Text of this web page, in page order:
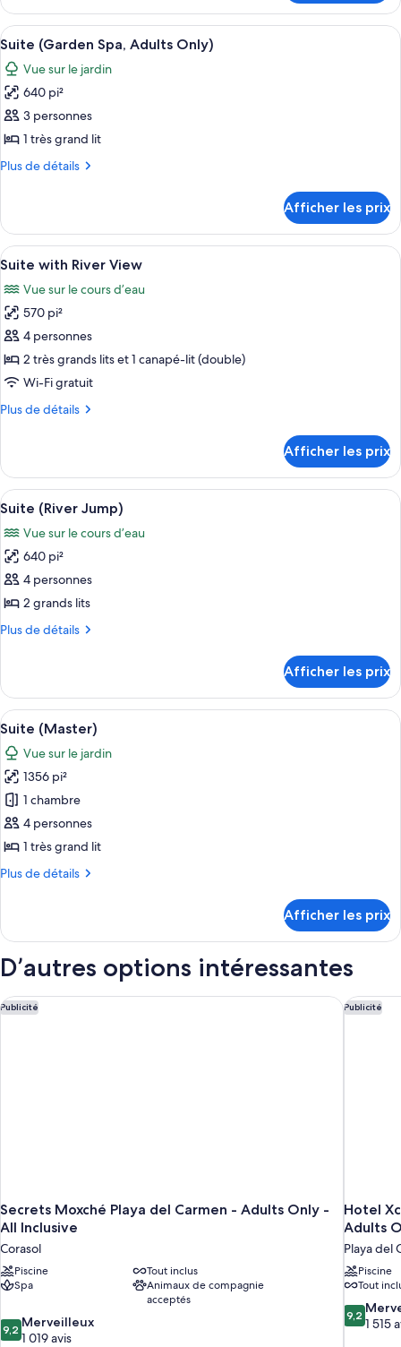
(Spa)
Suite
Junior
(Spa)
Afficher
toutes
les
photos
pour
ce
type
Suite
(Garden
Spa,
Adults
Only)
Une chambre d’hôtel moderne
5
Suite (Garden Spa, Adults Only)
Vue sur le jardin
640 pi²
3 personnes
1 très grand lit
Plus de détails
Plus
Suite
(Garden
Spa,
Only)
Afficher les prix
Afficher
toutes
les
photos
pour
ce
type
chambre :
River
View
1 chambre, draps en coton
6
Suite with River View
Vue sur le cours d’eau
570 pi²
4 personnes
2 très grands lits et 1 canapé-lit (double)
Wi-Fi gratuit
Plus de détails
Plus
Suite
with
River
Afficher les prix
Afficher
toutes
les
photos
pour
ce
type
Suite
(River
Jump)
Une chambre à coucher moderne
5
Suite (River Jump)
Vue sur le cours d’eau
640 pi²
4 personnes
2 grands lits
Plus de détails
Plus
Suite
(River
Jump)
Afficher les prix
Afficher
toutes
les
photos
pour
ce
type
chambre :
Une chambre moderne avec un
6
Suite (Master)
Vue sur le jardin
1356 pi²
1 chambre
4 personnes
1 très grand lit
Plus de détails
Plus
Suite
Afficher les prix
D’autres options intéressantes
Publicité
Secrets Moxché Playa del Carmen - Adults Only -
All Inclusive
Corasol
Piscine
Tout inclus
Spa
Animaux de compagnie
acceptés
9.2
sur
9,2 Merveilleux
1 019 avis
Secrets Moxché Playa del Carmen - Adults Only - All Inclusive
Publicité
Hotel
Adults
Playa del
Piscine
Tout
9.2
sur
9,2
1 515
Hotel